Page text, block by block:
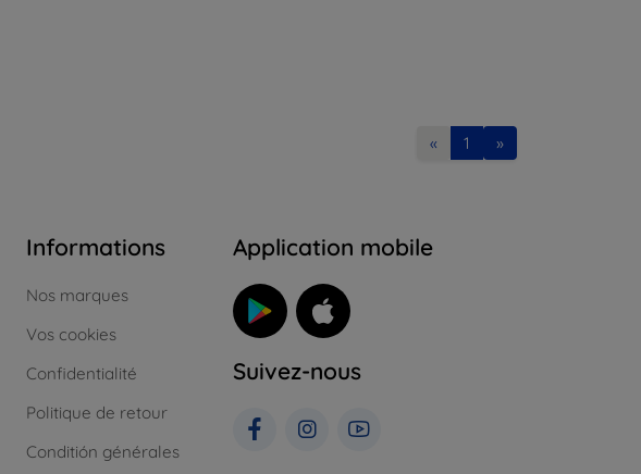
« 1 »
Informations
Nos marques
Vos cookies
Confidentialité
Politique de retour
Conditión générales
Application mobile
Suivez-nous